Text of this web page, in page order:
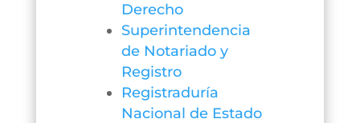
Derecho
Superintendencia
de Notariado y
Registro
Registraduría
Nacional de Estado